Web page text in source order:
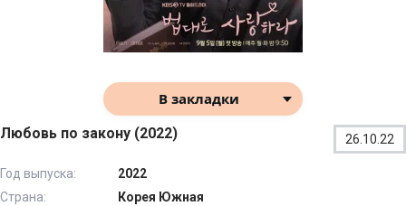
В закладки
Любовь по закону (2022) 26.10.22
Год выпуска:
2022
Страна:
Корея Южная